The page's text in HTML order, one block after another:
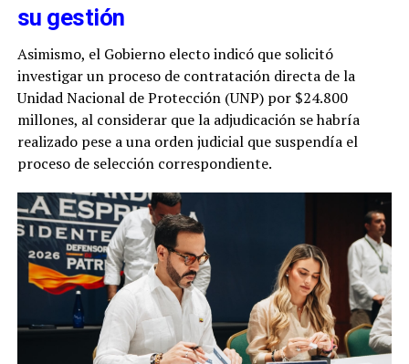
su gestión
Asimismo, el Gobierno electo indicó que solicitó
investigar un proceso de contratación directa de la
Unidad Nacional de Protección (UNP) por $24.800
millones, al considerar que la adjudicación se habría
realizado pese a una orden judicial que suspendía el
proceso de selección correspondiente.